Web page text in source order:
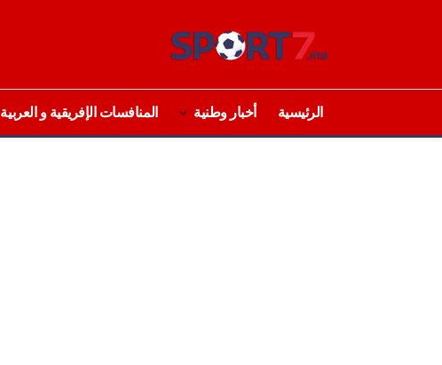
الرئيسية أخبار وطنية المنافسات الإفريقية و العربية